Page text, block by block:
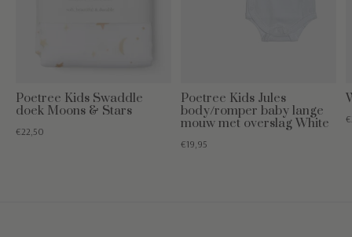
Poetree Kids Swaddle
doek Moons & Stars
€22,50
Poetree Kids Jules
body/romper baby lange
mouw met overslag White
€19,95